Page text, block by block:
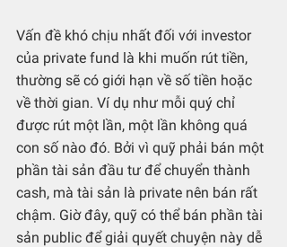
Vấn đề khó chịu nhất đối với investor
của private fund là khi muốn rút tiền,
thường sẽ có giới hạn về số tiền hoặc
về thời gian. Ví dụ như mỗi quý chỉ
được rút một lần, một lần không quá
con số nào đó. Bởi vì quỹ phải bán một
phần tài sản đầu tư để chuyển thành
cash, mà tài sản là private nên bán rất
chậm. Giờ đây, quỹ có thể bán phần tài
sản public để giải quyết chuyện này dễ